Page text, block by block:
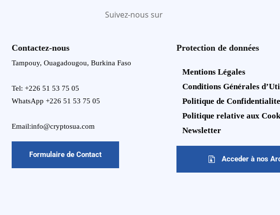
Suivez-nous sur
Contactez-nous
Tampouy, Ouagadougou, Burkina Faso
Tel: +226 51 53 75 05
WhatsApp +226 51 53 75 05
Email:info@cryptosua.com
Formulaire de Contact
Protection de données
Mentions Légales
Conditions Générales
Politique de Confidentialite
Politique relative aux
Newsletter
Acceder à nos